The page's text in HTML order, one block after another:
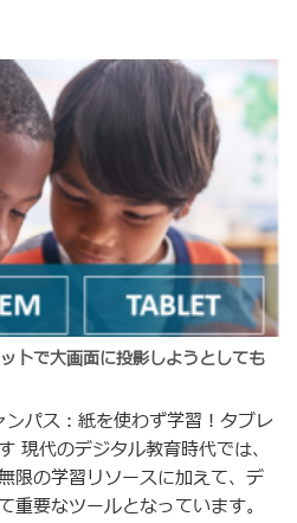
トで大画面に投影しようとしても
パス：紙を使わず学習！タブレ
現代のデジタル教育時代では、
限の学習リソースに加えて、デ
重要なツールとなっています。